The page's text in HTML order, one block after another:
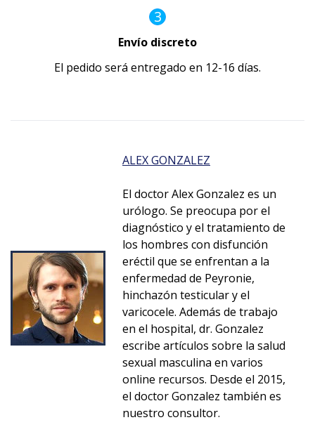
3
Envío discreto
El pedido será entregado en 12-16 días.
ALEX GONZALEZ
El doctor Alex Gonzalez es un
urólogo. Se preocupa por el
diagnóstico y el tratamiento de
los hombres con disfunción
eréctil que se enfrentan a la
enfermedad de Peyronie,
hinchazón testicular y el
varicocele. Además de trabajo
en el hospital, dr. Gonzalez
escribe artículos sobre la salud
sexual masculina en varios
online recursos. Desde el 2015,
el doctor Gonzalez también es
nuestro consultor.